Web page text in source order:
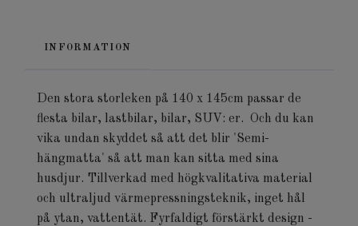
INFORMATION
Den stora storleken på 140 x 145cm passar de
flesta bilar, lastbilar, bilar, SUV: er. Och du kan
vika undan skyddet så att det blir 'Semi-
hängmatta' så att man kan sitta med sina
husdjur. Tillverkad med högkvalitativa material
och ultraljud värmepressningsteknik, inget hål
på ytan, vattentät. Fyrfaldigt förstärkt design -